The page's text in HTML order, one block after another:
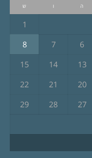
ה ו ש
1
6
7
8
13
14
15
20
21
22
27
28
29